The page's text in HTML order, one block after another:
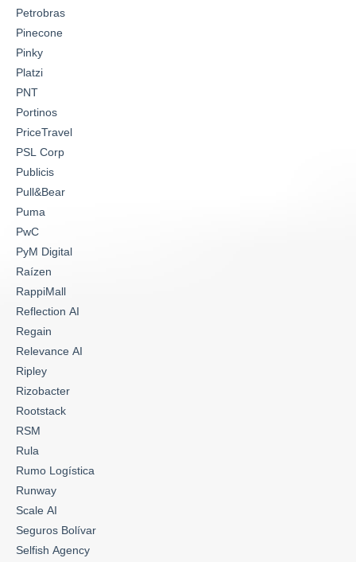
Petrobras
Pinecone
Pinky
Platzi
PNT
Portinos
PriceTravel
PSL Corp
Publicis
Pull&Bear
Puma
PwC
PyM Digital
Raízen
RappiMall
Reflection AI
Regain
Relevance AI
Ripley
Rizobacter
Rootstack
RSM
Rula
Rumo Logística
Runway
Scale AI
Seguros Bolívar
Selfish Agency